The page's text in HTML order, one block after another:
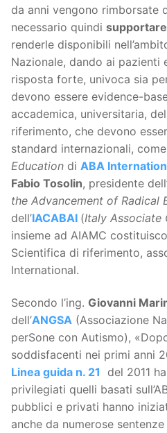
da anni vengono rimborsate
necessario quindi
renderle disponibili
Nazionale, dando ai pazienti
risposta forte, univoca sia
devono essere evidence-
accademica, universitaria,
riferimento, che devono
standard internazionali,
Education di ABA
Fabio Tosolin, presidente
the Advancement of Radical
dell’IACABAI (Italy Associate
insieme ad AIAMC
Scientifica di riferimento,
International.
Secondo l’ing. Giovanni
dell’ANGSA (Associazione
perSone con Autismo),
soddisfacenti nei primi anni
Linea guida n. 21 del 2011
privilegiati quelli basati
pubblici e privati hanno
anche da numerose